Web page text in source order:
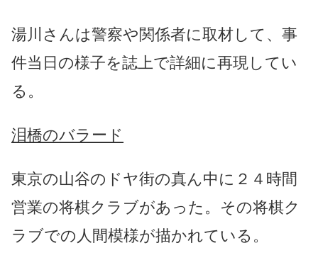
湯川さんは警察や関係者に取材して、事
件当日の様子を誌上で詳細に再現してい
る。
泪橋のバラード
東京の山谷のドヤ街の真ん中に２４時間
営業の将棋クラブがあった。その将棋ク
ラブでの人間模様が描かれている。